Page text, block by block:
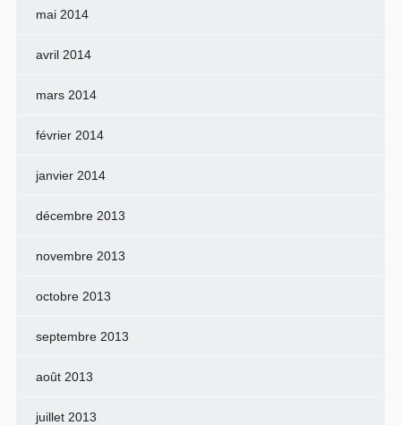
mai 2014
avril 2014
mars 2014
février 2014
janvier 2014
décembre 2013
novembre 2013
octobre 2013
septembre 2013
août 2013
juillet 2013